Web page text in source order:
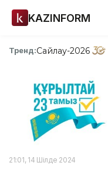
KAZINFORM
Тренд:Сайлау-2026
21:01, 14 Шілде 2024